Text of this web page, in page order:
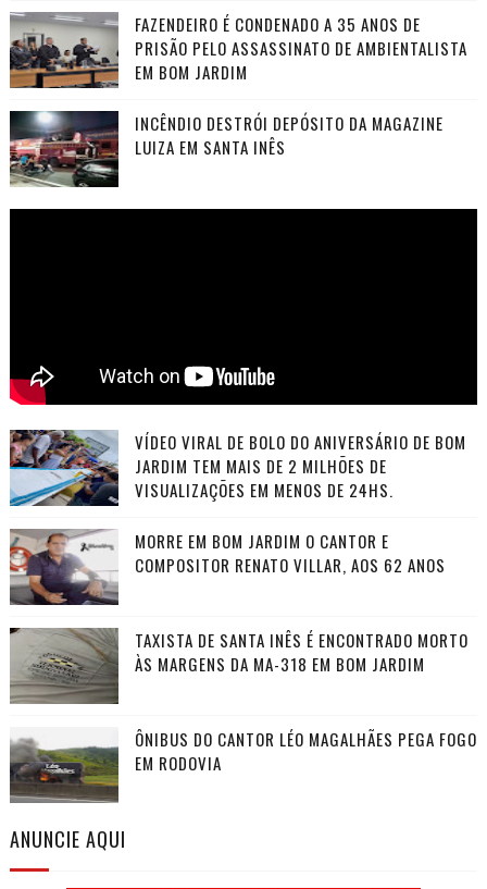
FAZENDEIRO É CONDENADO A 35 ANOS DE
PRISÃO PELO ASSASSINATO DE AMBIENTALISTA
EM BOM JARDIM
INCÊNDIO DESTRÓI DEPÓSITO DA MAGAZINE
LUIZA EM SANTA INÊS
VÍDEO VIRAL DE BOLO DO ANIVERSÁRIO DE BOM
JARDIM TEM MAIS DE 2 MILHÕES DE
VISUALIZAÇÕES EM MENOS DE 24HS.
MORRE EM BOM JARDIM O CANTOR E
COMPOSITOR RENATO VILLAR, AOS 62 ANOS
TAXISTA DE SANTA INÊS É ENCONTRADO MORTO
ÀS MARGENS DA MA-318 EM BOM JARDIM
ÔNIBUS DO CANTOR LÉO MAGALHÃES PEGA FOGO
EM RODOVIA
ANUNCIE AQUI